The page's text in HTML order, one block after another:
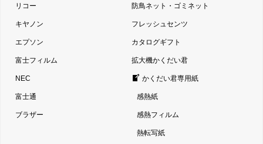
リコー
キヤノン
エプソン
富士フィルム
NEC
富士通
ブラザー
防鳥ネット・ゴミネット
フレッシュセンツ
カタログギフト
拡大機かくだい君
かくだい君専用紙
感熱紙
感熱フィルム
熱転写紙